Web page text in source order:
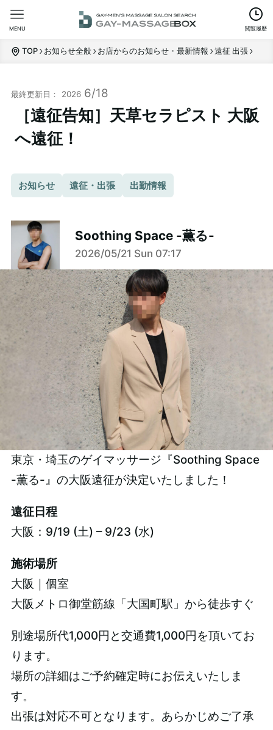
閲覧履歴
MENU
TOP お知らせ全般 お店からのお知らせ・最新情報 遠征 出張
［遠征告知］天草セラピスト 大阪
へ遠征！
2026 6/18
お知らせ 遠征・出張 出勤情報
Soothing Space -薫る-
2026/05/21 Sun 07:17
東京・埼玉のゲイマッサージ『Soothing Space
-薫る-』の大阪遠征が決定いたしました！
遠征日程
大阪：9/19 (土) – 9/23 (水)
施術場所
大阪｜個室
大阪メトロ御堂筋線「大国町駅」から徒歩すぐ
別途場所代1,000円と交通費1,000円を頂いてお
ります。
場所の詳細はご予約確定時にお伝えいたしま
す。
出張は対応不可となります。あらかじめご了承